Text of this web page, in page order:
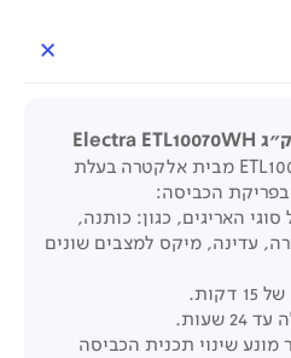
מכונת כביסה 7 ק"ג ETL10070WH מבית אלקטרה בעלת
הכביסה:
לכל סוגי האריגים, כגון: כותנה,
עדינה, מיקס למצבים שונים
שעות.
מונע שינוי תכנית הכביסה